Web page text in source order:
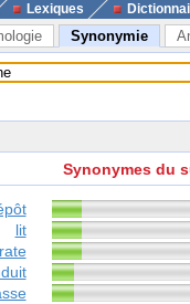
Lexiques
Synonymie
Synonymes du
lit